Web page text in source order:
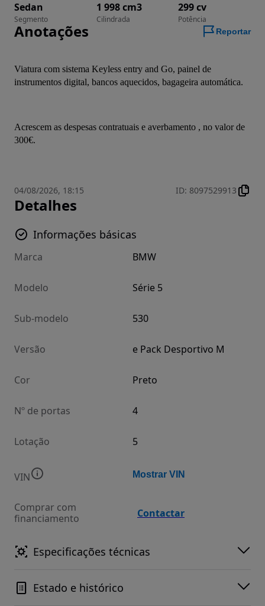
Sedan
Segmento
1 998 cm3
Cilindrada
299 cv
Potência
Anotações Reportar
Viatura com sistema Keyless entry and Go, painel de
instrumentos digital, bancos aquecidos, bagageira automática.
Acrescem as despesas contratuais e averbamento , no valor de
300€.
04/08/2026, 18:15 ID: 8097529913
Detalhes
Informações básicas
Marca BMW
Modelo Série 5
Sub-modelo 530
Versão e Pack Desportivo M
Cor Preto
Nº de portas 4
Lotação 5
VIN Mostrar VIN
Comprar com
financiamento
Contactar
Especificações técnicas
Estado e histórico